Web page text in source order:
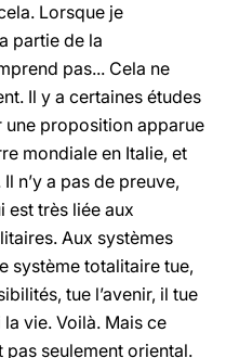
Lorsque je
partie de la
pas... Cela ne
Il y a certaines études
une proposition apparue
mondiale en Italie, et
n’y a pas de preuve,
est très liée aux
Aux systèmes
système totalitaire tue,
tue l’avenir, il tue
vie. Voilà. Mais ce
pas seulement oriental.